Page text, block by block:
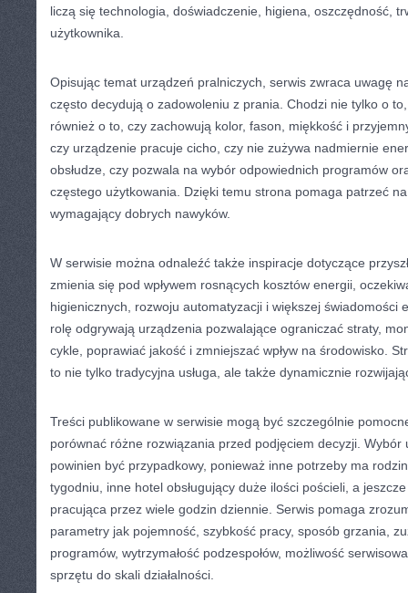
liczą się technologia, doświadczenie, higiena, oszczędność,
użytkownika.
Opisując temat urządzeń pralniczych, serwis zwraca uwagę
często decydują o zadowoleniu z prania. Chodzi nie tylko o
również o to, czy zachowują kolor, fason, miękkość i
czy urządzenie pracuje cicho, czy nie zużywa nadmiernie
obsłudze, czy pozwala na wybór odpowiednich programów
częstego użytkowania. Dzięki temu strona pomaga patrzeć
wymagający dobrych nawyków.
W serwisie można odnaleźć także inspiracje dotyczące
zmienia się pod wpływem rosnących kosztów energii,
higienicznych, rozwoju automatyzacji i większej świadomości
rolę odgrywają urządzenia pozwalające ograniczać straty,
cykle, poprawiać jakość i zmniejszać wpływ na środowisko.
to nie tylko tradycyjna usługa, ale także dynamicznie
Treści publikowane w serwisie mogą być szczególnie
porównać różne rozwiązania przed podjęciem decyzji.
powinien być przypadkowy, ponieważ inne potrzeby ma
tygodniu, inne hotel obsługujący duże ilości pościeli, a
pracująca przez wiele godzin dziennie. Serwis pomaga
parametry jak pojemność, szybkość pracy, sposób grzania,
programów, wytrzymałość podzespołów, możliwość
sprzętu do skali działalności.